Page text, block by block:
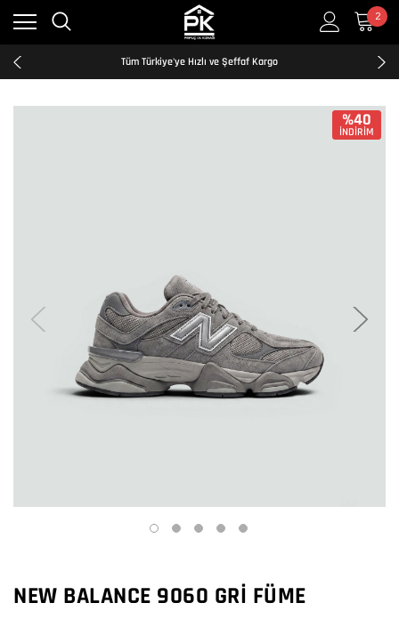
2
Kredi Kartına Taksit İmkanı
2500₺ ve Üzeri Ücretsiz Kargo
Tüm Türkiye'ye Hızlı ve Şeffaf Kargo
Kredi Kartına Taksit İmkanı
%40
İNDİRİM
NEW BALANCE 9060 GRI FÜME